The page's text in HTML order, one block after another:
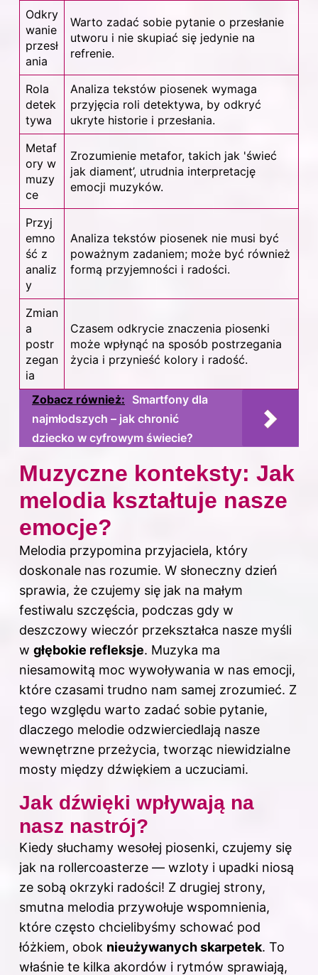
Odkry
wanie
przesł
ania
Warto zadać sobie pytanie o przesłanie
utworu i nie skupiać się jedynie na
refrenie.
Rola
detek
tywa
Analiza tekstów piosenek wymaga
przyjęcia roli detektywa, by odkryć
ukryte historie i przesłania.
Metaf
ory w
muzy
ce
Zrozumienie metafor, takich jak 'świeć
jak diament’, utrudnia interpretację
emocji muzyków.
Przyj
emno
ść z
analiz
y
Analiza tekstów piosenek nie musi być
poważnym zadaniem; może być również
formą przyjemności i radości.
Zmian
a
postr
zegan
ia
Czasem odkrycie znaczenia piosenki
może wpłynąć na sposób postrzegania
życia i przynieść kolory i radość.
Zobacz również: Smartfony dla
najmłodszych – jak chronić
dziecko w cyfrowym świecie?
Muzyczne konteksty: Jak
melodia kształtuje nasze
emocje?
Melodia przypomina przyjaciela, który
doskonale nas rozumie. W słoneczny dzień
sprawia, że czujemy się jak na małym
festiwalu szczęścia, podczas gdy w
deszczowy wieczór przekształca nasze myśli
w głębokie refleksje. Muzyka ma
niesamowitą moc wywoływania w nas emocji,
które czasami trudno nam samej zrozumieć. Z
tego względu warto zadać sobie pytanie,
dlaczego melodie odzwierciedlają nasze
wewnętrzne przeżycia, tworząc niewidzialne
mosty między dźwiękiem a uczuciami.
Jak dźwięki wpływają na
nasz nastrój?
Kiedy słuchamy wesołej piosenki, czujemy się
jak na rollercoasterze — wzloty i upadki niosą
ze sobą okrzyki radości! Z drugiej strony,
smutna melodia przywołuje wspomnienia,
które często chcielibyśmy schować pod
łóżkiem, obok nieużywanych skarpetek. To
właśnie te kilka akordów i rytmów sprawiają,